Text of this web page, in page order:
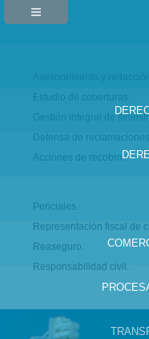
Estudio de coberturas.
Gestión integral de
Defensa de
Acciones de recobro.
Periciales.
Representación fiscal de
Reaseguro.
Responsabilidad civil.